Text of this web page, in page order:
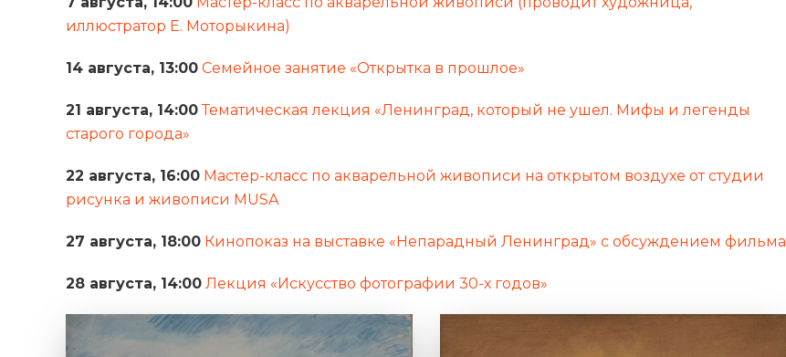
иллюстратор Е. Моторыкина)
14 августа, 13:00 Семейное занятие «Открытка в прошлое»
21 августа, 14:00 Тематическая лекция «Ленинград, который не ушел. Мифы и легенды
старого города»
22 августа, 16:00 Мастер-класс по акварельной живописи на открытом воздухе от студии
рисунка и живописи MUSA
27 августа, 18:00 Кинопоказ на выставке «Непарадный Ленинград» с обсуждением фильма
28 августа, 14:00 Лекция «Искусство фотографии 30-х годов»